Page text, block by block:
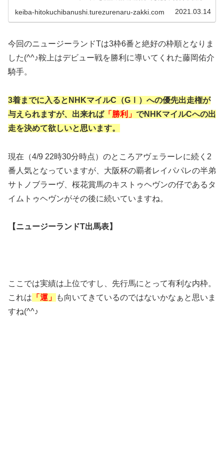
圧倒的１番人気となっていて、鞍上の...
keiba-hitokuchibanushi.turezurenaru-zakki.com 2021.03.14
今回のニュージーランドTは3枠6番と絶好の枠順となりま
した(^^♪鞍上はデビュー戦を勝利に導いてくれた藤岡佑介
騎手。
3着までに入るとNHKマイルC（GⅠ）への優先出走権が
与えられますが、出来れば「勝利」 でNHKマイルCへの出
走を決めて欲しいと思います。
現在（4/9 22時30分時点）のところアヴェラーレに続く2
番人気となっていますが、大阪杯の覇者レイパパレの半弟
サトノブラーヴ、桜花賞馬のキストゥヘヴンの仔であるタ
イムトゥヘヴンがその後に続いていますね。
【ニュージーランドT出馬表】
ここでは実績は上位ですし、先行馬にとって有利な内枠。
これは 「運」
も向いてきているのではないかなぁと思いま
すね(^^♪